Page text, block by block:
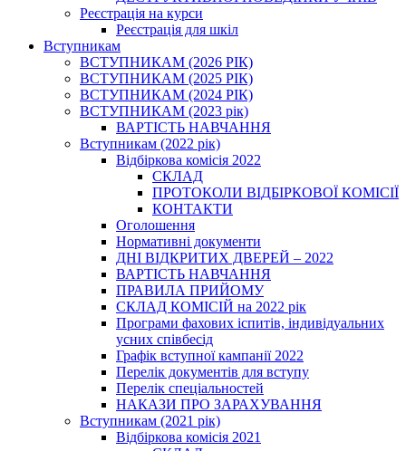
Реєстрація на курси
Реєстрація для шкіл
Вступникам
ВСТУПНИКАМ (2026 РІК)
ВСТУПНИКАМ (2025 РІК)
ВСТУПНИКАМ (2024 РІК)
ВСТУПНИКАМ (2023 рік)
ВАРТІСТЬ НАВЧАННЯ
Вступникам (2022 рік)
Відбіркова комісія 2022
СКЛАД
ПРОТОКОЛИ ВІДБІРКОВОЇ КОМІСІЇ
КОНТАКТИ
Оголошення
Нормативні документи
ДНІ ВІДКРИТИХ ДВЕРЕЙ – 2022
ВАРТІСТЬ НАВЧАННЯ
ПРАВИЛА ПРИЙОМУ
СКЛАД КОМІСІЙ на 2022 рік
Програми фахових іспитів, індивідуальних
усних співбесід
Графік вступної кампанії 2022
Перелік документів для вступу
Перелік спеціальностей
НАКАЗИ ПРО ЗАРАХУВАННЯ
Вступникам (2021 рік)
Відбіркова комісія 2021